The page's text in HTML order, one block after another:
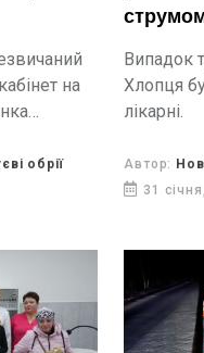
на
обрії
Випадок
Хлопця
лікарні.
Автор:
31